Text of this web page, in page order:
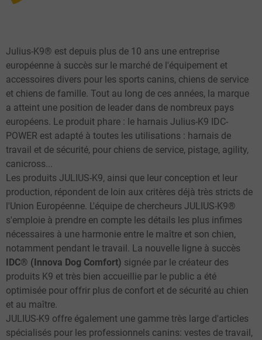
Julius-K9® est depuis plus de 10 ans une entreprise
européenne à succès sur le marché de l'équipement et
accessoires divers pour les sports canins, chiens de service
et chiens de famille. Tout au long de ces années, la marque
a atteint une position de leader dans de nombreux pays
européens. Le produit phare : le harnais Julius-K9 IDC-
POWER est adapté à toutes les utilisations : harnais de
travail et de sécurité, pour chiens de service, pistage, agility,
canicross...
Les produits JULIUS-K9, ainsi que leur conception et leur
production, répondent de loin aux critères déjà très stricts de
l'Union Européenne. L'équipe de chercheurs JULIUS-K9®
s'emploie à prendre en compte les détails les plus infimes
nécessaires à une harmonie entre le maître et son chien,
notamment pendant le travail. La nouvelle ligne à succès
IDC® (Innova Dog Comfort) signée par le créateur des
produits K9 et très bien accueillie par le public a été
optimisée pour offrir plus de confort et de sécurité au chien
et au maître.
JULIUS-K9 offre également une gamme très large d'articles
spécialisés pour les professionnels canins: vestes de travail,